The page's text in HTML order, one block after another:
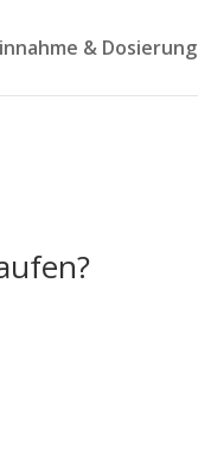
& Dosierung